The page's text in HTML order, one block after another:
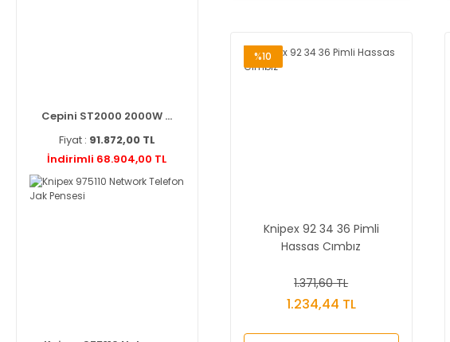
Cepini ST2000 2000W ...
Fiyat : 91.872,00 TL
İndirimli 68.904,00 TL
%10
Knipex 92 34 36 Pimli
Hassas Cımbız
1.371,60 TL
1.234,44 TL